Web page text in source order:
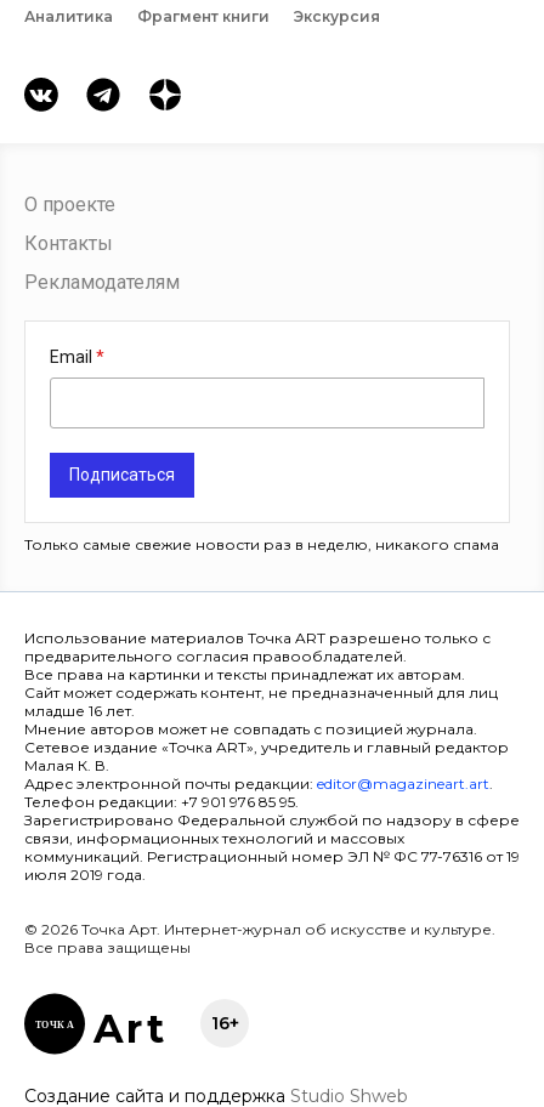
Аналитика
Фрагмент книги Экскурсия
О проекте
Контакты
Рекламодателям
Email
Подписаться
Только самые свежие новости раз в неделю, никакого спама
Использование материалов Точка ART разрешено только с
предварительного согласия правообладателей.
Все права на картинки и тексты принадлежат их авторам.
Сайт может содержать контент, не предназначенный для лиц
младше 16 лет.
Мнение авторов может не совпадать с позицией журнала.
Сетевое издание «Точка ART», учредитель и главный редактор
Малая К. В.
Адрес электронной почты редакции: editor@magazineart.art.
Телефон редакции: +7 901 976 85 95.
Зарегистрировано Федеральной службой по надзору в сфере
связи, информационных технологий и массовых
коммуникаций. Регистрационный номер ЭЛ № ФС 77-76316 от 19
июля 2019 года.
© 2026 Точка Арт. Интернет-журнал об искусстве и культуре.
Все права защищены
ТОЧК А Art 16+
Создание сайта и поддержка Studio Shweb